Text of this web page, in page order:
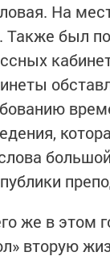
На
Также был
же в этом
вторую